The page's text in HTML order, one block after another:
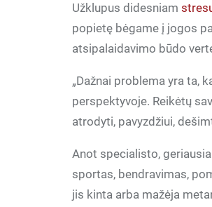
Užklupus didesniam
popietę bėgame į jogos
atsipalaidavimo būdo
„Dažnai problema yra ta,
perspektyvoje. Reikėtų
atrodyti, pavyzdžiui,
Anot specialisto,
sportas, bendravimas,
jis kinta arba mažėja